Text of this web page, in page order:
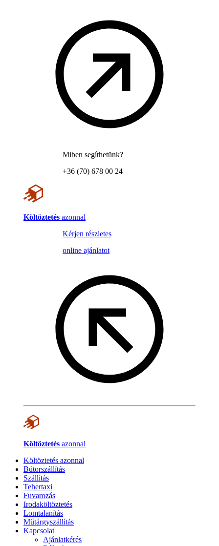
Miben segíthetünk?
+36 (70) 678 00 24
Költöztetés azonnal
Kérjen részletes
online ajánlatot
Költöztetés azonnal
Költöztetés azonnal
Bútorszállítás
Szállítás
Tehertaxi
Fuvarozás
Irodaköltöztetés
Lomtalanítás
Műtárgyszállítás
Kapcsolat
Ajánlatkérés